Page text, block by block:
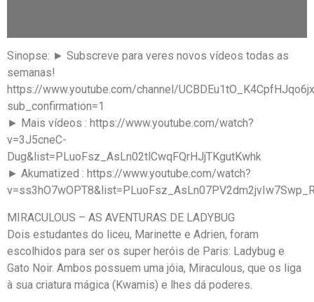
Sinopse: ► Subscreve para veres novos vídeos todas as
semanas!
https://www.youtube.com/channel/
sub_confirmation=1
► Mais vídeos : https://www.youtube.com/watch?
v=3J5cneC-
Dug&list=PLuoFsz_AsLn02tlCwqFQrHJjTKgutKwhk
► Akumatized : https://www.youtube.com/watch?
MIRACULOUS – AS AVENTURAS DE LADYBUG
Dois estudantes do liceu, Marinette e Adrien, foram
escolhidos para ser os super heróis de Paris: Ladybug e
Gato Noir. Ambos possuem uma jóia, Miraculous, que os liga
à sua criatura mágica (Kwamis) e lhes dá poderes.